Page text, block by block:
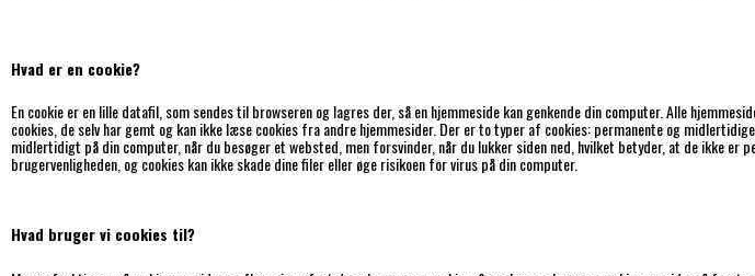
Hvad er en cookie?
En cookie er en lille datafil, som sendes til browseren og lagres der, så en hjemmeside kan genkende din computer. Alle
cookies, de selv har gemt og kan ikke læse cookies fra andre hjemmesider. Der er to typer af cookies: permanente og
midlertidigt på din computer, når du besøger et websted, men forsvinder, når du lukker siden ned, hvilket betyder, at de ikke
brugervenligheden, og cookies kan ikke skade dine filer eller øge risikoen for virus på din computer.
Hvad bruger vi cookies til?